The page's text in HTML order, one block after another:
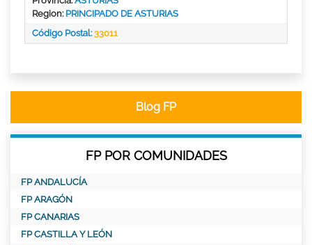
Region: PRINCIPADO DE ASTURIAS
Código Postal:33011
Blog FP
FP POR COMUNIDADES
FP ANDALUCÍA
FP ARAGÓN
FP CANARIAS
FP CASTILLA Y LEÓN